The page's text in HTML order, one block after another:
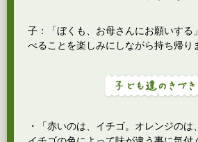
子：「ぼくも、お母さんにお願いする
べることを楽しみにしながら持ち帰り
・「赤いのは、イチゴ。オレンジのは